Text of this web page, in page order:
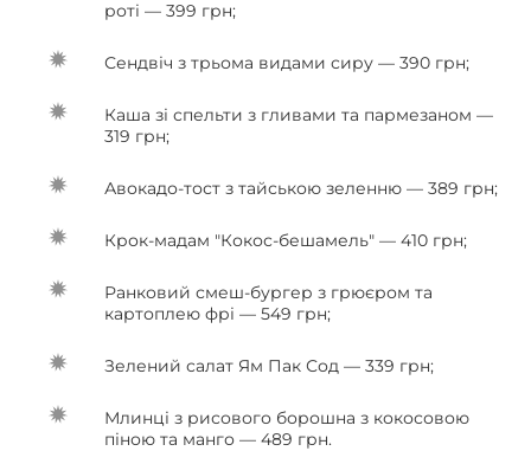
роті — 399 грн;
Сендвіч з трьома видами сиру — 390 грн;
Каша зі спельти з гливами та пармезаном —
319 грн;
Авокадо-тост з тайською зеленню — 389 грн;
Крок-мадам "Кокос-бешамель" — 410 грн;
Ранковий смеш-бургер з грюєром та
картоплею фрі — 549 грн;
Зелений салат Ям Пак Сод — 339 грн;
Млинці з рисового борошна з кокосовою
піною та манго — 489 грн.